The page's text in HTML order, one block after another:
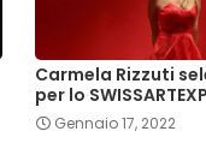
Carmela Rizzuti
per lo
Gennaio 17, 2022